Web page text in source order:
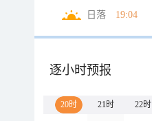
日落 19:04
逐小时预报
20时 21时 22时